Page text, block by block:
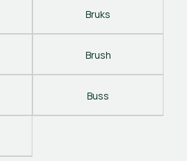
Bruks
Brush
Buss